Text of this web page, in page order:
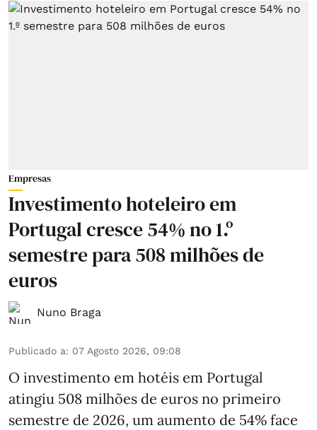
Empresas
Investimento hoteleiro em
Portugal cresce 54% no 1.º
semestre para 508 milhões de
euros
Nuno Braga
Publicado a: 07 Agosto 2026, 09:08
O investimento em hotéis em Portugal
atingiu 508 milhões de euros no primeiro
semestre de 2026, um aumento de 54% face